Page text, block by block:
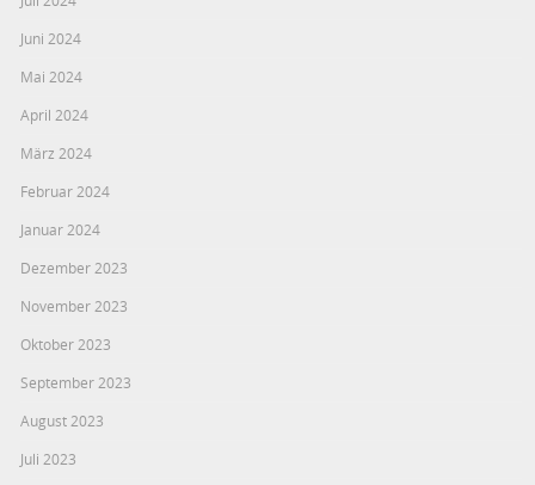
Juni 2024
Mai 2024
April 2024
März 2024
Februar 2024
Januar 2024
Dezember 2023
November 2023
Oktober 2023
September 2023
August 2023
Juli 2023